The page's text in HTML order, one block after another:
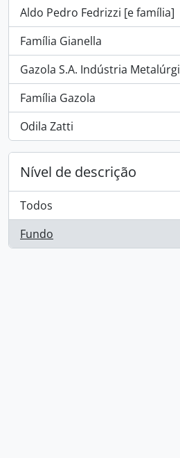
Aldo Pedro Fedrizzi [e família]
, 1 resultados
Família Gianella
, 1 resultados
Gazola S.A. Indústria
, 1 resultados
Família Gazola
, 1 resultados
Odila Zatti
, 1 resultados
Nível de descrição
Todos
Fundo
, 13 resultados